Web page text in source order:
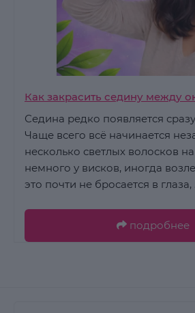
Как закрасить седину между
Седина редко появляется
Чаще всего всё начинается
несколько светлых волосков
немного у висков, иногда
это почти не бросается в глаза,
подробнее